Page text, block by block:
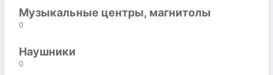
Музыкальные центры, магнитолы
0
Наушники
0